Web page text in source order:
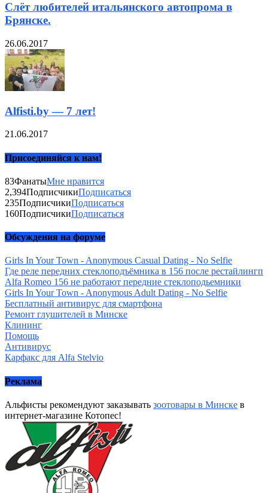
Слёт любителей итальянского автопрома в
Брянске.
26.06.2017
Alfisti.by — 7 лет!
21.06.2017
Присоединяйся к нам!
83ФанатыМне нравится
2,394ПодписчикиПодписаться
235ПодписчикиПодписаться
160ПодписчикиПодписаться
Обсуждения на форуме
Girls In Your Town - Anonymous Casual Dating - No Selfie
Где реле передних стеклоподъёмника в 156 после рестайлингп
Alfa Romeo 156 не работают передние стеклоподьемники
Girls In Your Town - Anonymous Adult Dating - No Selfie
Бесплатный антивирус для смартфона
Ремонт глушителей в Минске
Клининг
Помощь
Антивирус
Карфакс для Alfa Stelvio
Реклама
Альфисты рекомендуют заказывать зоотовары в Минске в
интернет-магазине Котопес!